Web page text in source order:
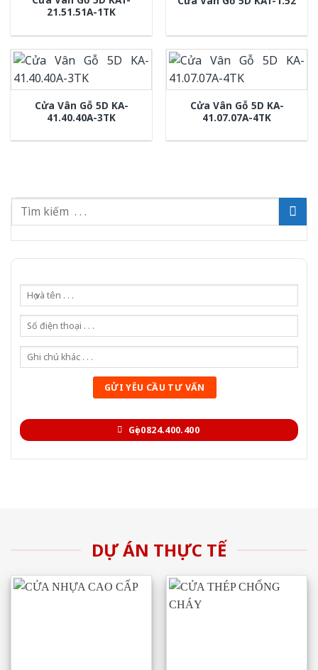
21.51.51A-1TK
Cửa Vân Gỗ 5D KA-
41.40.40A-3TK
Cửa Vân Gỗ 5D KA-
41.07.07A-4TK
Gọi 0824.400.400
DỰ ÁN THỰC TẾ